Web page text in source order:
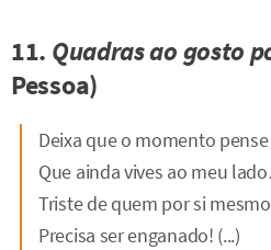
11. Quadras ao gosto
Pessoa)
Deixa que o momento pense
Que ainda vives ao meu
Triste de quem por si mesmo
Precisa ser enganado! (...)